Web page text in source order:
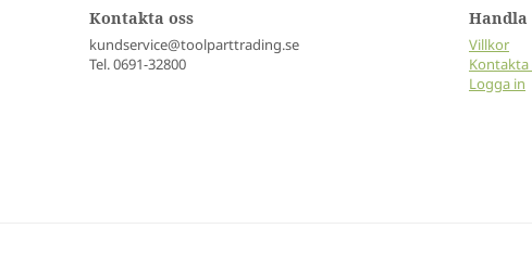
Kontakta oss
kundservice@toolparttrading.se
Tel. 0691-32800
Handla
Villkor
Kontakta
Logga in